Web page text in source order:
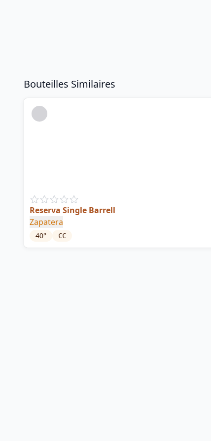
Bouteilles Similaires
Reserva Single Barrell
Zapatera
40° €€